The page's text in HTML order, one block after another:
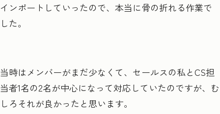
インポートしていったので、本当に骨の折れる作業で
した。
当時はメンバーがまだ少なくて、セールスの私とCS担
当者1名の2名が中心になって対応していたのですが、む
しろそれが良かったと思います。